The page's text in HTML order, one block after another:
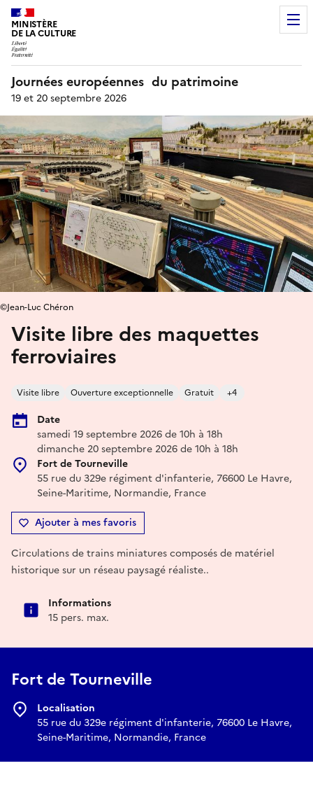
MINISTÈRE
DE LA CULTURE
Journées européennes du patrimoine
19 et 20 septembre 2026
Visite libre des maquettes
ferroviaires
Visite libre Ouverture exceptionnelle Gratuit +4
Date
samedi 19 septembre 2026 de 10h à 18h
dimanche 20 septembre 2026 de 10h à 18h
Fort de Tourneville
55 rue du 329e régiment d'infanterie, 76600 Le Havre,
Seine-Maritime, Normandie, France
Ajouter à mes favoris
©Jean-Luc Chéron
Circulations de trains miniatures composés de matériel
historique sur un réseau paysagé réaliste..
Informations
15 pers. max.
Fort de Tourneville
Localisation
55 rue du 329e régiment d'infanterie, 76600 Le Havre,
Seine-Maritime, Normandie, France